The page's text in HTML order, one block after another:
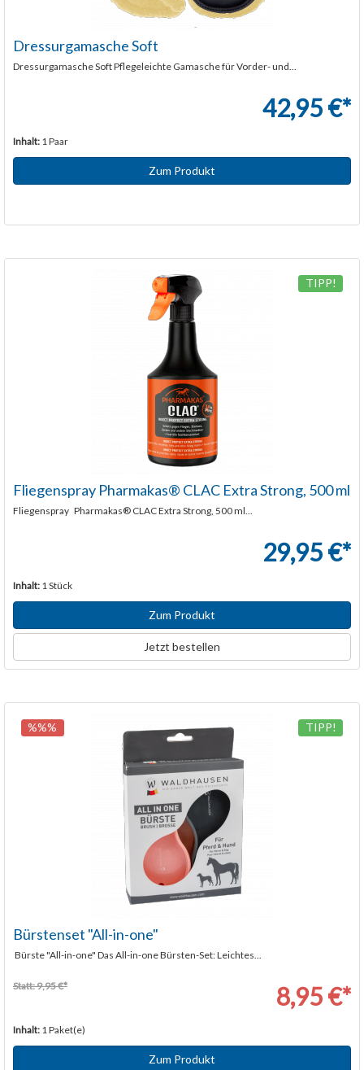
Dressurgamasche Soft
Dressurgamasche Soft Pflegeleichte Gamasche für Vorder- und...
42,95 €*
Inhalt: 1 Paar
Zum Produkt
TIPP!
Fliegenspray Pharmakas® CLAC Extra Strong, 500 ml
Fliegenspray Pharmakas® CLAC Extra Strong, 500 ml...
29,95 €*
Inhalt: 1 Stück
Zum Produkt
Jetzt bestellen
TIPP!
%%%
Bürstenset "All-in-one"
Bürste "All-in-one" Das All-in-one Bürsten-Set: Leichtes...
Statt: 9,95 €* 8,95 €*
Inhalt: 1 Paket(e)
Zum Produkt